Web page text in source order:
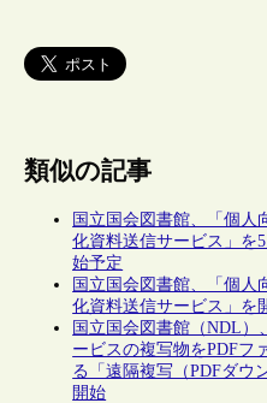
類似の記事
国立国会図書館、「個人
化資料送信サービス」を
始予定
国立国会図書館、「個人
化資料送信サービス」を
国立国会図書館（NDL）
ービスの複写物をPDFフ
る「遠隔複写（PDFダウ
開始